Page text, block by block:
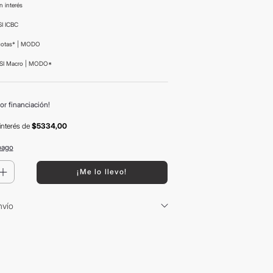
interés
ICBC
| MODO
Macro | MODO*
financiación!
de $5334,00
¡Me lo llevo!